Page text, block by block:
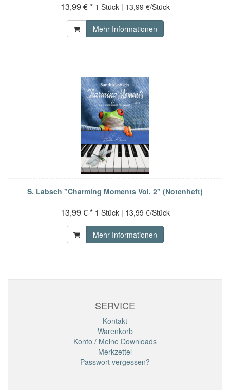
13,99 € * 1 Stück | 13,99 €/Stück
Mehr Informationen
S. Labsch "Charming Moments Vol. 2" (Notenheft)
13,99 € * 1 Stück | 13,99 €/Stück
Mehr Informationen
SERVICE
Kontakt
Warenkorb
Konto / Meine Downloads
Merkzettel
Passwort vergessen?